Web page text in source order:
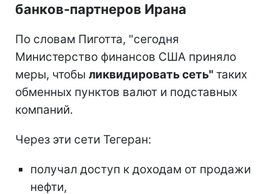
банков-партнеров Ирана
По словам Пиготта, "сегодня
Министерство финансов США приняло
меры, чтобы ликвидировать сеть" таких
обменных пунктов валют и подставных
компаний.
Через эти сети Тегеран:
получал доступ к доходам от продажи
нефти,